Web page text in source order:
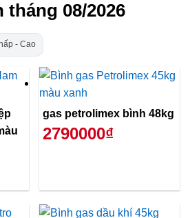
tháng 08/2026
- Cao
gas petrolimex bình 48kg
2790000₫